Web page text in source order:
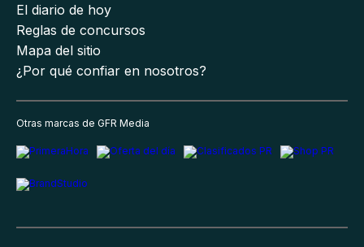
El diario de hoy
Reglas de concursos
Mapa del sitio
¿Por qué confiar en nosotros?
Otras marcas de GFR Media